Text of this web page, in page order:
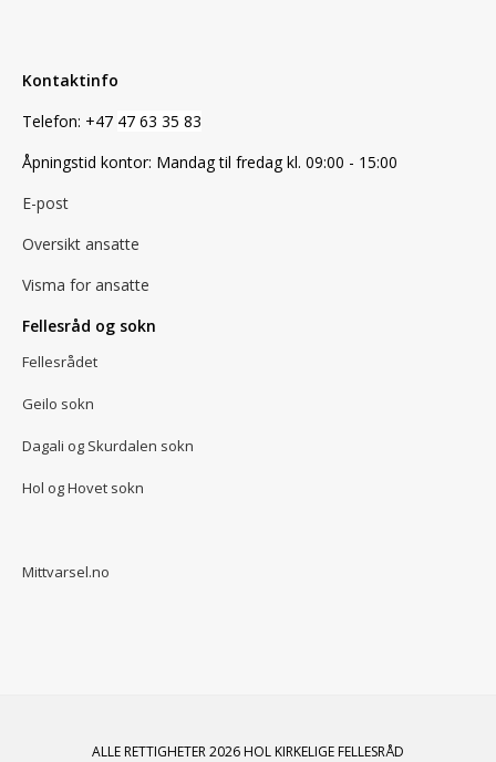
Kontaktinfo
Telefon: +47 47 63 35 83
Åpningstid kontor: Mandag til fredag kl. 09:00 - 15:00
E-post
Oversikt ansatte
Visma for ansatte
Fellesråd og sokn
Fellesrådet
Geilo sokn
Dagali og Skurdalen sokn
Hol og Hovet sokn
Mittvarsel.no
ALLE RETTIGHETER 2026 HOL KIRKELIGE FELLESRÅD